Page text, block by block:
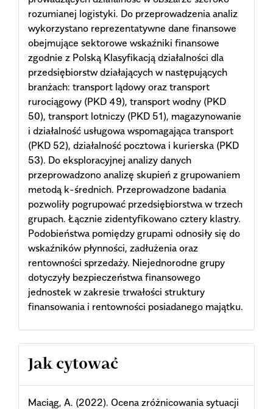
rozumianej logistyki. Do przeprowadzenia analiz
wykorzystano reprezentatywne dane finansowe
obejmujące sektorowe wskaźniki finansowe
zgodnie z Polską Klasyfikacją działalności dla
przedsiębiorstw działających w następujących
branżach: transport lądowy oraz transport
rurociągowy (PKD 49), transport wodny (PKD
50), transport lotniczy (PKD 51), magazynowanie
i działalność usługowa wspomagająca transport
(PKD 52), działalność pocztowa i kurierska (PKD
53). Do eksploracyjnej analizy danych
przeprowadzono analizę skupień z grupowaniem
metodą k-średnich. Przeprowadzone badania
pozwoliły pogrupować przedsiębiorstwa w trzech
grupach. Łącznie zidentyfikowano cztery klastry.
Podobieństwa pomiędzy grupami odnosiły się do
wskaźników płynności, zadłużenia oraz
rentowności sprzedaży. Niejednorodne grupy
dotyczyły bezpieczeństwa finansowego
jednostek w zakresie trwałości struktury
finansowania i rentowności posiadanego majątku.
Article
Details
Jak cytować
Maciąg, A. (2022). Ocena zróżnicowania sytuacji